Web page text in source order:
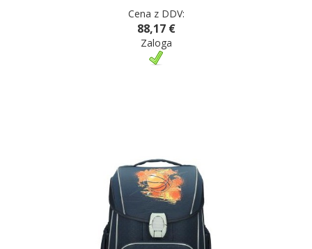
Cena z DDV:
88,17 €
Zaloga